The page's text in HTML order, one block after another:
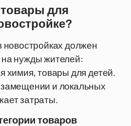
для
новостройках должен
нужды жителей:
химия, товары для детей.
и локальных
затраты.
товаров